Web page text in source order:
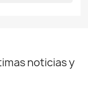
noticias y